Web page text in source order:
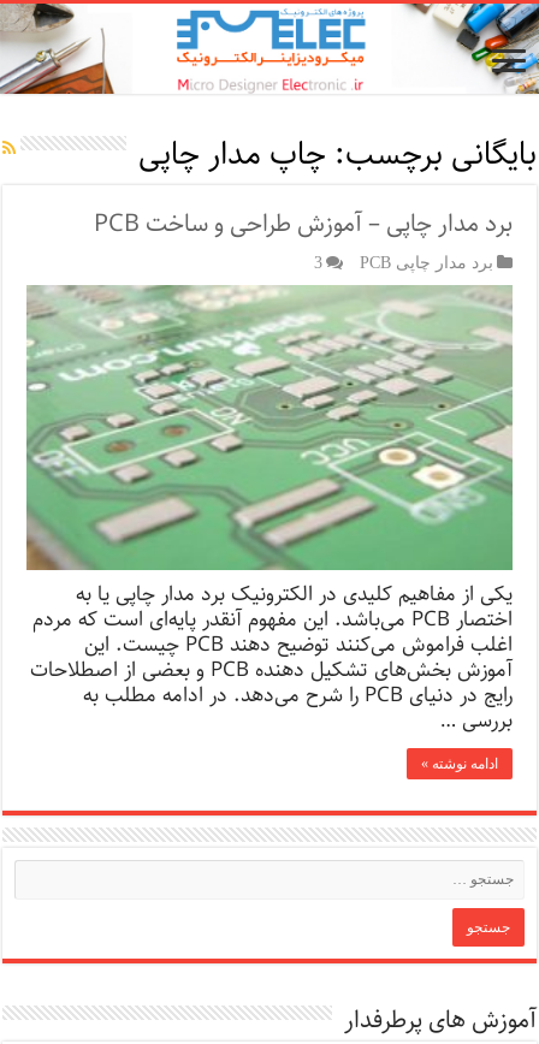
بایگانی برچسب: چاپ مدار چاپی
برد مدار چاپی – آموزش طراحی و ساخت PCB
برد مدار چاپی PCB 3
یکی از مفاهیم کلیدی در الکترونیک برد مدار چاپی یا به
اختصار PCB می‌باشد. این مفهوم آنقدر پایه‌ای است که مردم
اغلب فراموش می‌کنند توضیح دهند PCB چیست. این
آموزش بخش‌های تشکیل دهنده PCB و بعضی از اصطلاحات
رایج در دنیای PCB را شرح می‌دهد. در ادامه مطلب به
بررسی …
ادامه نوشته »
آموزش های پرطرفدار